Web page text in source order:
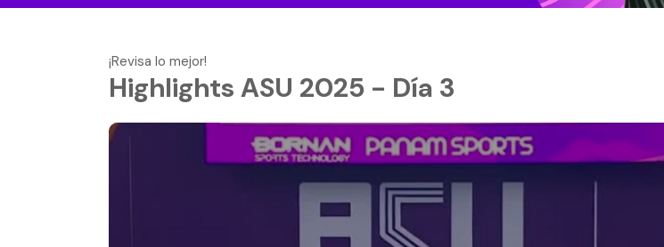
¡Revisa lo mejor!
Highlights ASU 2025 - Día 3